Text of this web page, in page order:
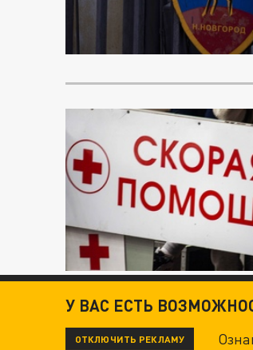
У ВАС ЕСТЬ
ОТКЛЮЧИТЬ РЕКЛАМУ